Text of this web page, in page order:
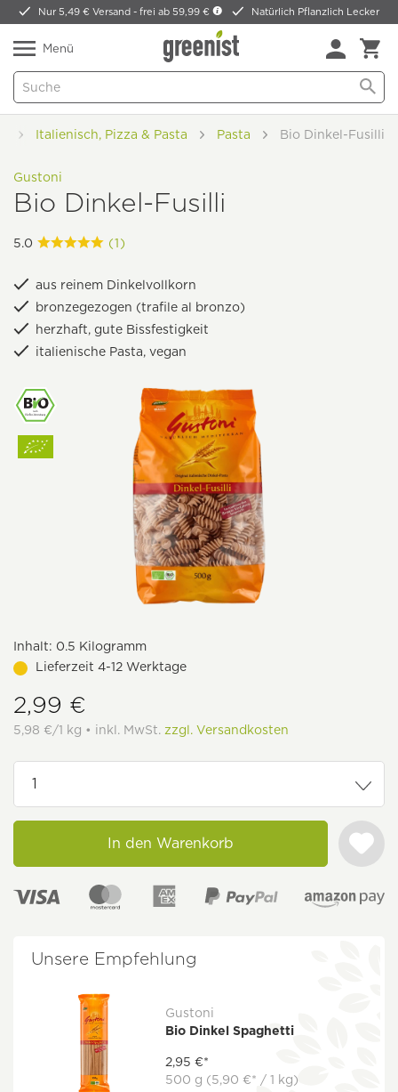
Nur 5,49 € Versand -frei ab 59,99 € Natürlich Pflanzlich Lecker
Menü
Italienisch, Pizza & Pasta Pasta Bio Dinkel-Fusilli
Gustoni
Bio Dinkel-Fusilli
5.0 (1)
aus reinem Dinkelvollkorn
bronzegezogen (trafile al bronzo)
herzhaft, gute Bissfestigkeit
italienische Pasta, vegan
Inhalt: 0.5 Kilogramm
Lieferzeit 4-12 Werktage
2,99 €
5,98 €/1 kg • inkl. MwSt. zzgl. Versandkosten
In den Warenkorb
Unsere Empfehlung
Gustoni
Bio Dinkel Spaghetti
2,95 €*
500 g (5,90 €* / 1 kg)